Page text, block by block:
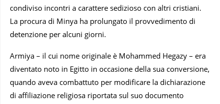
condiviso incontri a carattere sedizioso con altri cristiani.
La procura di Minya ha prolungato il provvedimento di
detenzione per alcuni giorni.
Armiya – il cui nome originale è Mohammed Hegazy – era
diventato noto in Egitto in occasione della sua conversione,
quando aveva combattuto per modificare la dichiarazione
di affiliazione religiosa riportata sul suo documento